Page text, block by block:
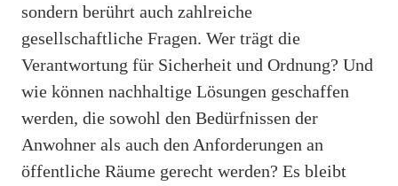
sondern berührt auch zahlreiche
gesellschaftliche Fragen. Wer trägt die
Verantwortung für Sicherheit und Ordnung? Und
wie können nachhaltige Lösungen geschaffen
werden, die sowohl den Bedürfnissen der
Anwohner als auch den Anforderungen an
öffentliche Räume gerecht werden? Es bleibt